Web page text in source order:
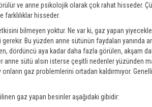
ve anne psikolojik olarak çok rahat hisseder.
hisseder.
bilmeyen yoktur. Ne var ki, gaz yapan
Bu yüzden anne sütünün faydaları yanında
dördüncü aya kadar daha fazla görülen, akşam
anne sütü alsın isterse çeşitli nedenler yüzünden
gaz problemlerini ortadan kaldırmıyor.
gaz yapan besinler aşağıdaki gibidir: